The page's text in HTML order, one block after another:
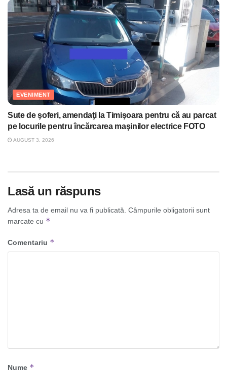
EVENIMENT
Sute de şoferi, amendaţi la Timişoara pentru că au parcat
pe locurile pentru încărcarea maşinilor electrice FOTO
AUGUST 3, 2026
Lasă un răspuns
Adresa ta de email nu va fi publicată. Câmpurile obligatorii sunt
marcate cu *
Comentariu *
Nume *